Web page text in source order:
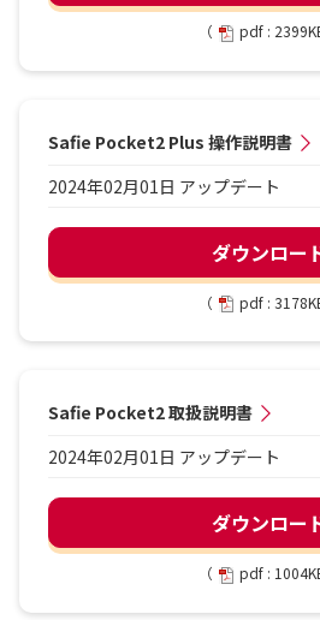
（ pdf :
Safie Pocket2 Plus 操作説明書
2024年02月01日 アップデート
ダウンロー
（ pdf :
Safie Pocket2 取扱説明書
2024年02月01日 アップデート
ダウンロー
（ pdf :